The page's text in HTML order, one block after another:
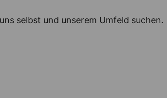
selbst und unserem Umfeld suchen.